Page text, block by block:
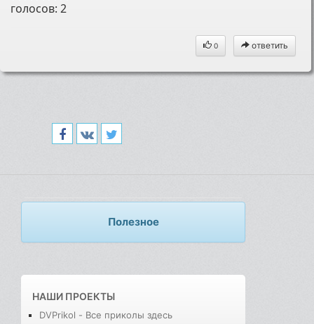
голосов:2
0 ответить
Полезное
НАШИ ПРОЕКТЫ
DVPrikol - Все приколы здесь